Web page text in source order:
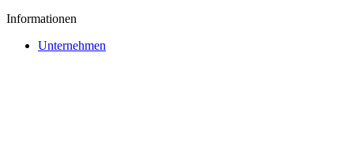
Informationen
Unternehmen